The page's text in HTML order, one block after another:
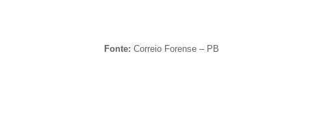
Fonte: Correio Forense – PB